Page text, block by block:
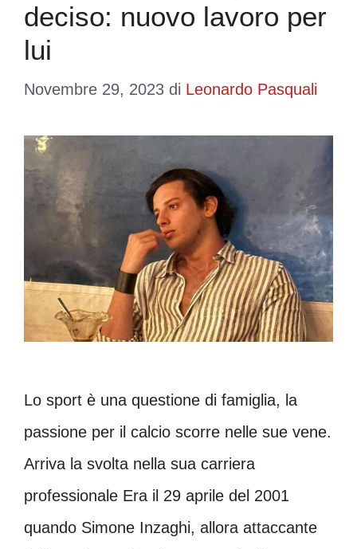
deciso: nuovo lavoro per
lui
Novembre 29, 2023 di Leonardo Pasquali
Lo sport è una questione di famiglia, la
passione per il calcio scorre nelle sue vene.
Arriva la svolta nella sua carriera
professionale Era il 29 aprile del 2001
quando Simone Inzaghi, allora attaccante